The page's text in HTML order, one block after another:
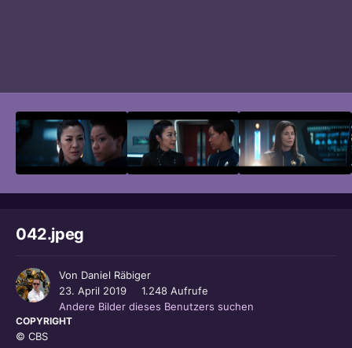
042.jpeg
Von Daniel Räbiger
23. April 2019
1.248 Aufrufe
Andere Bilder dieses Benutzers suchen
COPYRIGHT
© CBS